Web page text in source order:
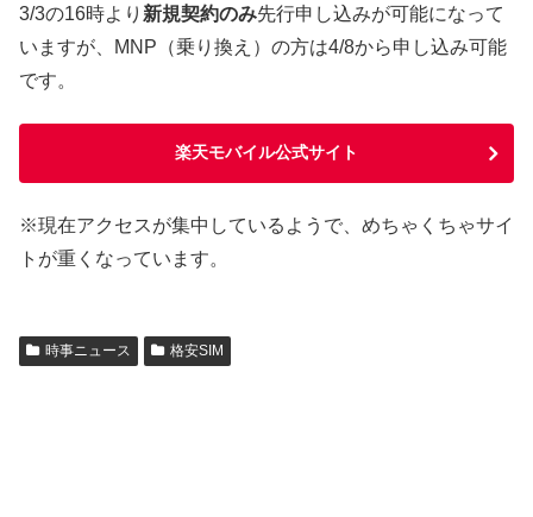
3/3の16時より 新規契約のみ先行申し込みが可能になって
いますが、MNP（乗り換え）の方は4/8から申し込み可能
です。
楽天モバイル公式サイト
※現在アクセスが集中しているようで、めちゃくちゃサイ
トが重くなっています。
時事ニュース 格安SIM